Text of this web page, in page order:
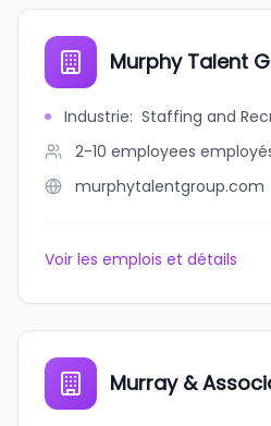
Murphy Talent
Industrie: Staffing and
2-10 employees
murphytalentgroup.com
Voir les emplois et détails
Murray &